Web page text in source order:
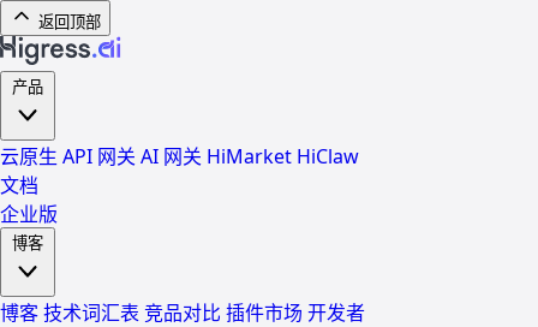
返回顶部
云原生 API 网关 AI 网关 HiMarket HiClaw
文档
企业版
博客技术词汇表 竞品对比 插件市场 开发者